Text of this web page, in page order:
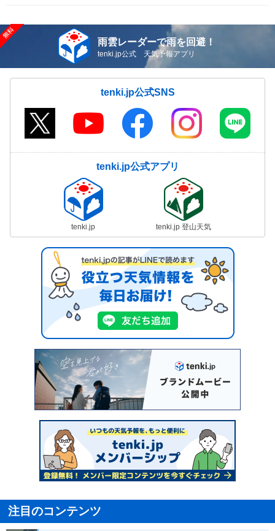
雨雲レーダーで雨を回避！
tenki.jp公式 天気予報アプリ
tenki.jp公式SNS
tenki.jp公式アプリ
tenki.jp tenki.jp 登山天気
注目のコンテンツ